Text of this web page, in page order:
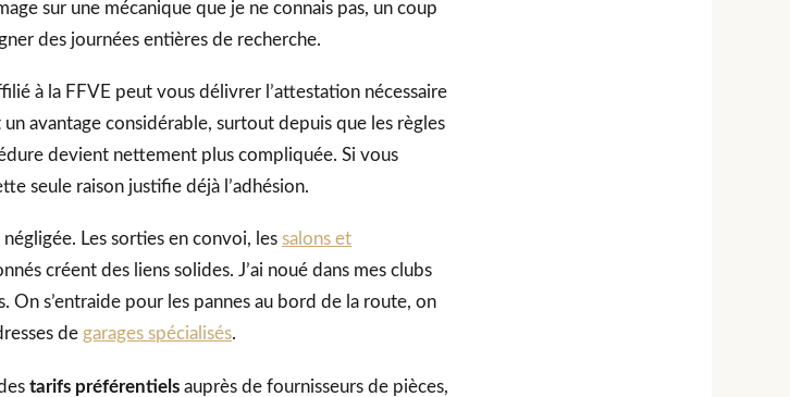
sur une mécanique que je ne connais pas, un coup
des journées entières de recherche.
à la FFVE peut vous délivrer l’attestation nécessaire
un avantage considérable, surtout depuis que les règles
devient nettement plus compliquée. Si vous
seule raison justifie déjà l’adhésion.
Les sorties en convoi, les salons et
créent des liens solides. J’ai noué dans mes clubs
s’entraide pour les pannes au bord de la route, on
de garages spécialisés.
tarifs préférentiels auprès de fournisseurs de pièces,